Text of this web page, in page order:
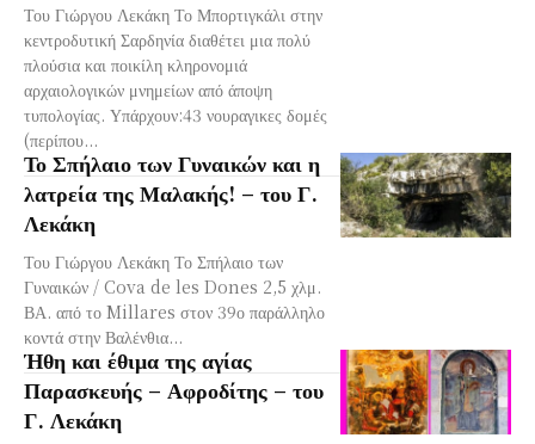
Του Γιώργου Λεκάκη Το Μπορτιγκάλι στην
κεντροδυτική Σαρδηνία διαθέτει μια πολύ
πλούσια και ποικίλη κληρονομιά
αρχαιολογικών μνημείων από άποψη
τυπολογίας. Υπάρχουν:43 νουραγικες δομές
(περίπου...
Το Σπήλαιο των Γυναικών και η
λατρεία της Μαλακής! – του Γ.
Λεκάκη
Του Γιώργου Λεκάκη Το Σπήλαιο των
Γυναικών / Cova de les Dones 2,5 χλμ.
ΒΑ. από το Millares στον 39ο παράλληλο
κοντά στην Βαλένθια...
Ήθη και έθιμα της αγίας
Παρασκευής – Αφροδίτης – του
Γ. Λεκάκη